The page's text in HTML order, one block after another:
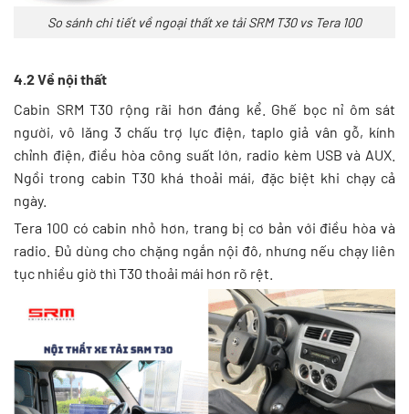
So sánh chi tiết về ngoại thất xe tải SRM T30 vs Tera 100
4.2 Về nội thất
Cabin SRM T30 rộng rãi hơn đáng kể. Ghế bọc nỉ ôm sát
người, vô lăng 3 chấu trợ lực điện, taplo giả vân gỗ, kính
chỉnh điện, điều hòa công suất lớn, radio kèm USB và AUX.
Ngồi trong cabin T30 khá thoải mái, đặc biệt khi chạy cả
ngày.
Tera 100 có cabin nhỏ hơn, trang bị cơ bản với điều hòa và
radio. Đủ dùng cho chặng ngắn nội đô, nhưng nếu chạy liên
tục nhiều giờ thì T30 thoải mái hơn rõ rệt.